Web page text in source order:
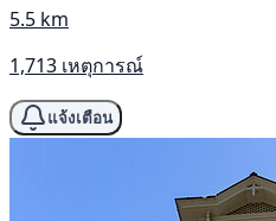
5.5 km
1,713 เหตุการณ์
แจ้งเตือน